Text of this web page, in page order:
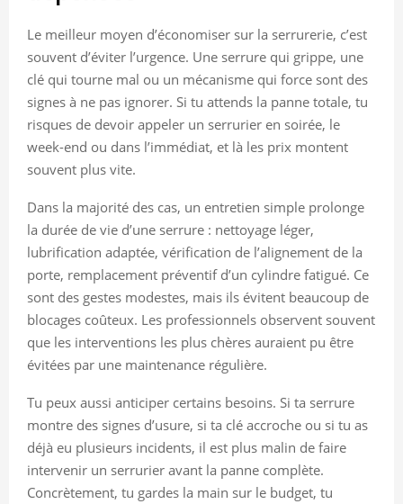
Le meilleur moyen d’économiser sur la serrurerie, c’est
souvent d’éviter l’urgence. Une serrure qui grippe, une
clé qui tourne mal ou un mécanisme qui force sont des
signes à ne pas ignorer. Si tu attends la panne totale, tu
risques de devoir appeler un serrurier en soirée, le
week-end ou dans l’immédiat, et là les prix montent
souvent plus vite.
Dans la majorité des cas, un entretien simple prolonge
la durée de vie d’une serrure : nettoyage léger,
lubrification adaptée, vérification de l’alignement de la
porte, remplacement préventif d’un cylindre fatigué. Ce
sont des gestes modestes, mais ils évitent beaucoup de
blocages coûteux. Les professionnels observent souvent
que les interventions les plus chères auraient pu être
évitées par une maintenance régulière.
Tu peux aussi anticiper certains besoins. Si ta serrure
montre des signes d’usure, si ta clé accroche ou si tu as
déjà eu plusieurs incidents, il est plus malin de faire
intervenir un serrurier avant la panne complète.
Concrètement, tu gardes la main sur le budget, tu